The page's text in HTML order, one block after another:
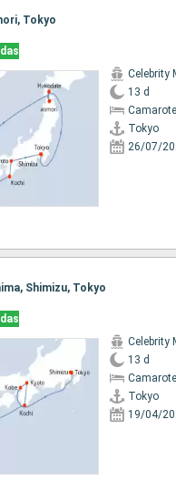
Tokyo
Celebrity
13 d
Tokyo
26/07/
Shimizu, Tokyo
Celebrity
13 d
Tokyo
19/04/